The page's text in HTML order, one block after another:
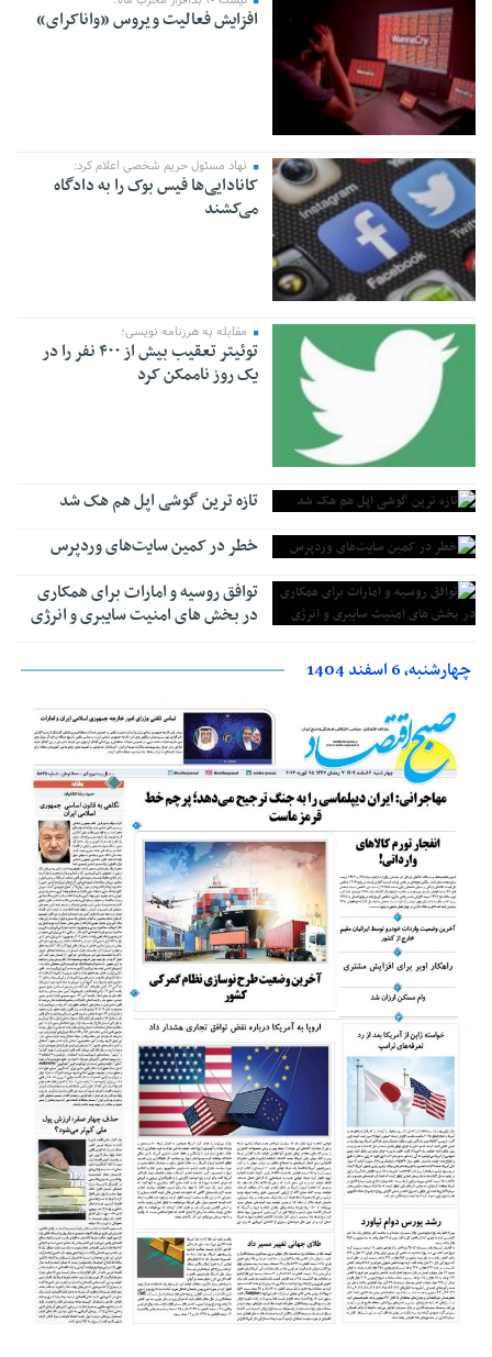
افزایش فعالیت ویروس «واناکرای»
نهاد مسئول حریم شخصی اعلام کرد:
کانادایی‌ها فیس بوک را به دادگاه
می‌کشند
مقابله به هرزنامه نویسی؛
توئیتر تعقیب بیش از ۴۰۰ نفر را در
یک روز ناممکن کرد
تازه ترین گوشی اپل هم هک شد
خطر در کمین سایت‌های وردپرس
توافق روسیه و امارات برای همکاری
در بخش های امنیت سایبری و انرژی
چهارشنبه، 6 اسفند 1404